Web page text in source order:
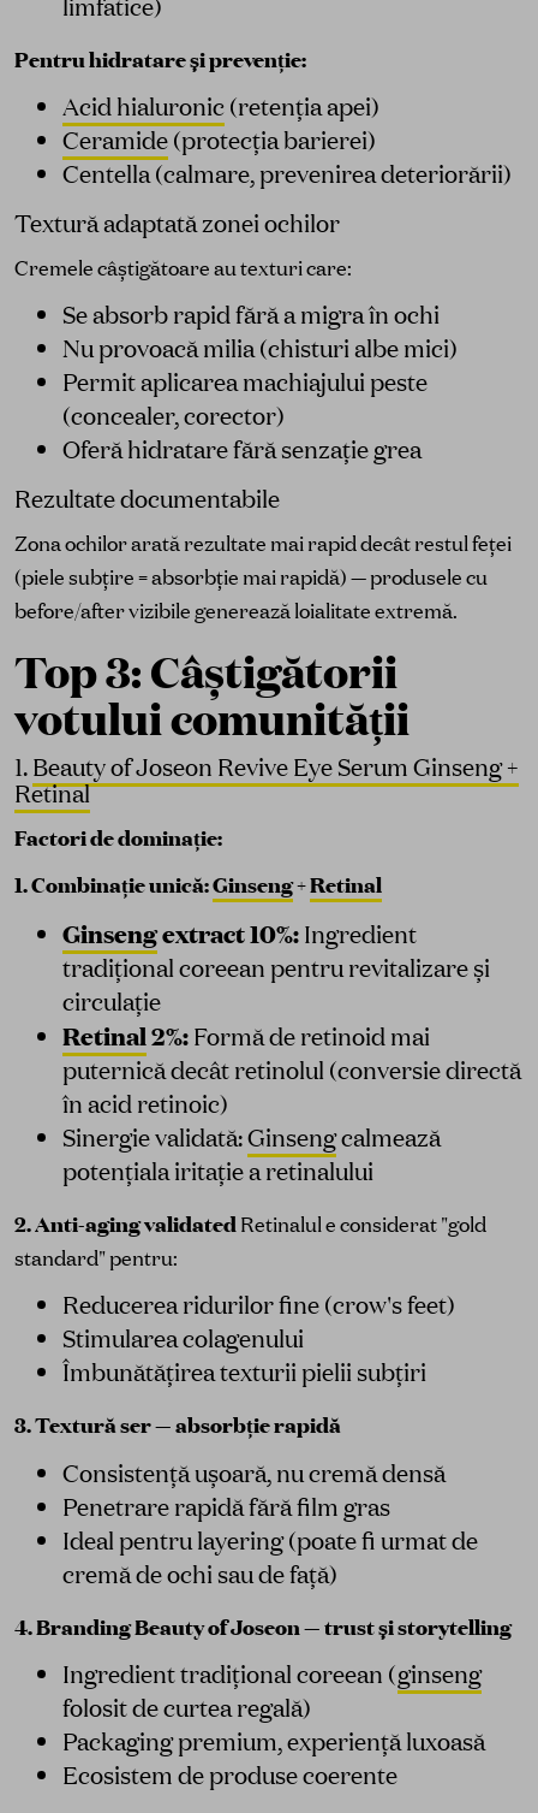
Pentru hidratare și prevenție:
Acid hialuronic(retenția apei)
Ceramide(protecția barierei)
Centella (calmare, prevenirea deteriorării)
Textură adaptată zonei ochilor
Cremele câștigătoare au texturi care:
Se absorb rapid fără a migra în ochi
Nu provoacă milia (chisturi albe mici)
Permit aplicarea machiajului peste
(concealer, corector)
Oferă hidratare fără senzație grea
Rezultate documentabile
Zona ochilor arată rezultate mai rapid decât restul feței
(piele subțire = absorbție mai rapidă) — produsele cu
before/after vizibile generează loialitate extremă.
Top 3: Câștigătorii
votului comunității
1.Beauty of Joseon Revive Eye Serum Ginseng +
Retinal
Factori de dominație:
1. Combinație unică:Ginseng+Retinal
Ginsengextract 10%:Ingredient
tradițional coreean pentru revitalizare și
circulație
Retinal2%:Formă de retinoid mai
puternică decât retinolul (conversie directă
în acid retinoic)
Sinergie validată:Ginsengcalmează
potențiala iritație a retinalului
2. Anti-aging validated Retinalul e considerat "gold
standard" pentru:
Reducerea ridurilor fine (crow's feet)
Stimularea colagenului
Îmbunătățirea texturii pielii subțiri
3. Textură ser — absorbție rapidă
Consistență ușoară, nu cremă densă
Penetrare rapidă fără film gras
Ideal pentru layering (poate fi urmat de
cremă de ochi sau de față)
4. Branding Beauty of Joseon — trust și storytelling
Ingredient tradițional coreean (ginseng
folosit de curtea regală)
Packaging premium, experiență luxoasă
Ecosistem de produse coerente